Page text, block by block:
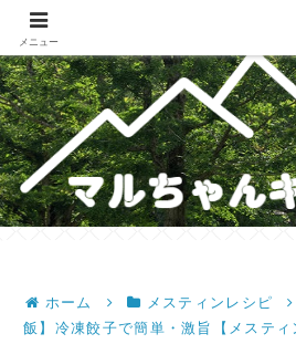
メスティンレシピ・テント・キャンプギア
ホーム メスティンレシピ
飯】冷凍餃子で簡単・激旨【メスティ
メニュー